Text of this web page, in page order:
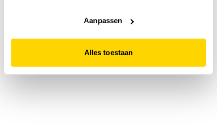
website niet optimaal functioneert.
Aanpassen
Alles toestaan